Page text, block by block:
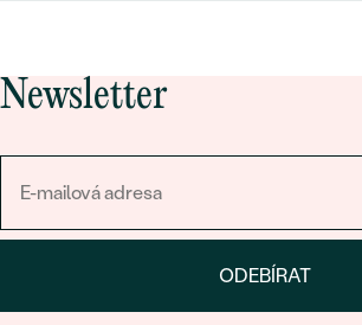
Newsletter
ODEBÍRAT